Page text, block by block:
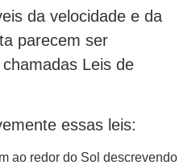
da velocidade e da
parecem ser
Leis de
essas leis:
ao redor do Sol descrevendo